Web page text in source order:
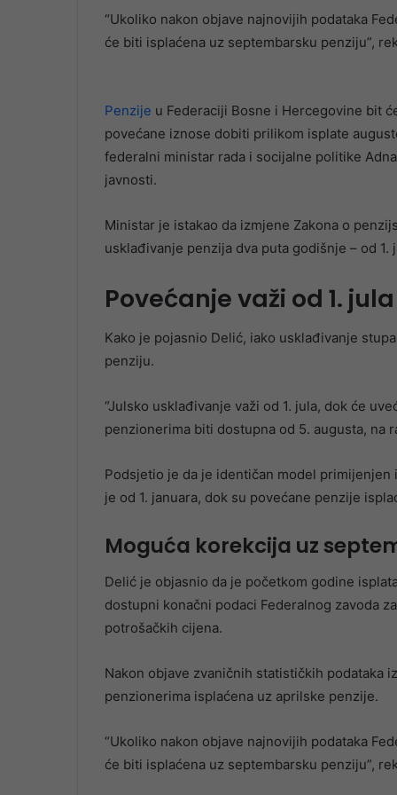
“Ukoliko nakon objave najnovijih podataka
će biti isplaćena uz septembarsku penziju”,
Penzije u Federaciji Bosne i Hercegovine bit
povećane iznose dobiti prilikom isplate
federalni ministar rada i socijalne politike
javnosti.
Ministar je istakao da izmjene Zakona o
usklađivanje penzija dva puta godišnje – od 1.
Povećanje važi od 1. jula
Kako je pojasnio Delić, iako usklađivanje
penziju.
“Julsko usklađivanje važi od 1. jula, dok će
penzionerima biti dostupna od 5. augusta, na
Podsjetio je da je identičan model
je od 1. januara, dok su povećane penzije
Moguća korekcija uz
Delić je objasnio da je početkom godine
dostupni konačni podaci Federalnog zavoda
potrošačkih cijena.
Nakon objave zvaničnih statističkih podataka
penzionerima isplaćena uz aprilske penzije.
“Ukoliko nakon objave najnovijih podataka
će biti isplaćena uz septembarsku penziju”,